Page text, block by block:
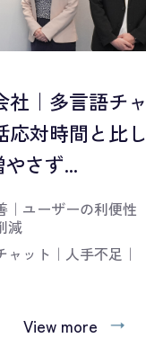
｜多言語チャ
応対時間と比し
さず...
｜ ユーザーの利便性
減
ャット ｜ 人手不足 ｜
View more